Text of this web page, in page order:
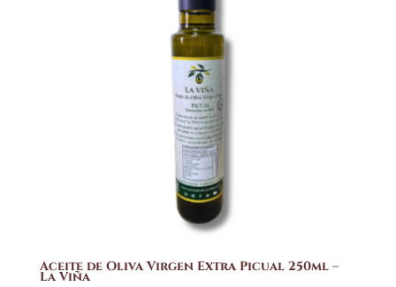
Aceite de Oliva Virgen Extra Picual 250ml –
La Viña